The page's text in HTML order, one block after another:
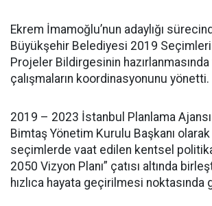
Ekrem İmamoğlu’nun adaylığı
Büyükşehir Belediyesi 2019
Projeler Bildirgesinin
çalışmaların koordinasyonunu yönetti.
2019 – 2023 İstanbul Planlama Ajansı
Bimtaş Yönetim Kurulu Başkanı olarak
seçimlerde vaat edilen kentsel
2050 Vizyon Planı” çatısı altında
hızlıca hayata geçirilmesi noktasında